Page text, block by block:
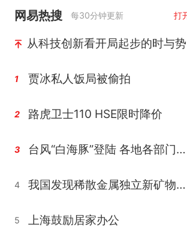
网易热搜 每30分钟更新 打
从科技创新看开局起步的时与势
1 贾冰私人饭局被偷拍
2 路虎卫士110 HSE限时降价
3 台风“白海豚”登陆 各地各部门全力应对
4 我国发现稀散金属独立新矿物——乌斯河锗矿
5 上海鼓励居家办公